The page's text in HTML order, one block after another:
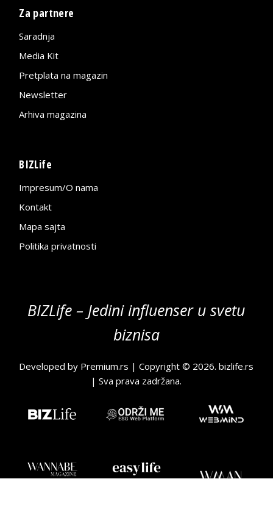
Za partnere
Saradnja
Media Kit
Pretplata na magazin
Newsletter
Arhiva magazina
BIZLife
Impresum/O nama
Kontakt
Mapa sajta
Politika privatnosti
BIZLife – Jedini influenser u svetu
biznisa
Developed by Premium.rs | Copyright © 2026.bizlife.rs
| Sva prava zadržana.